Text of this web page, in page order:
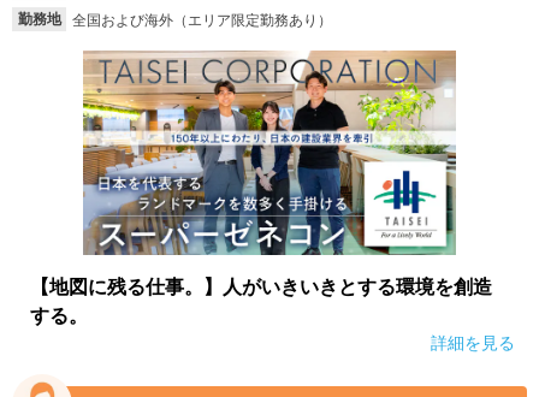
勤務地
全国および海外（エリア限定勤務あり）
【地図に残る仕事。】人がいきいきとする環境を創造
する。
詳細を見る